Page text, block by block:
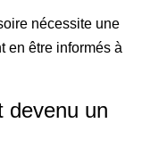
nécessite une
en être informés à
devenu un